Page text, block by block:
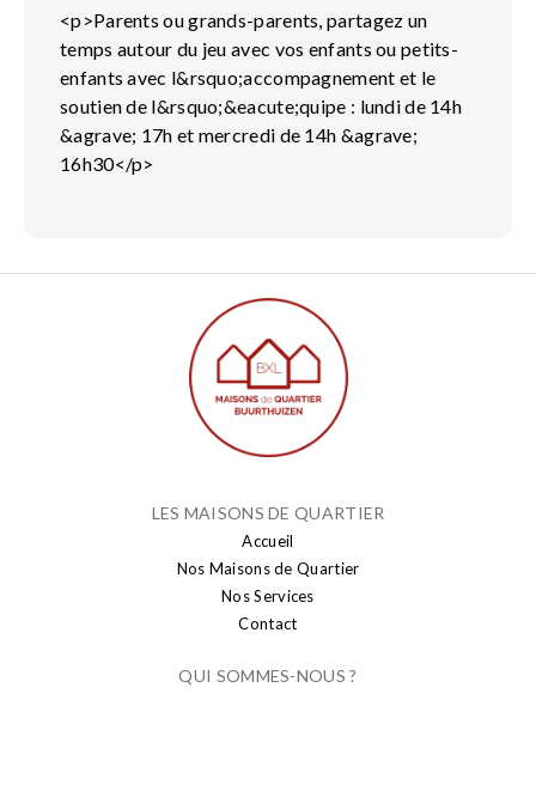
<p>Parents ou grands-parents, partagez un
temps autour du jeu avec vos enfants ou petits-
enfants avec l&rsquo;accompagnement et le
soutien de l&rsquo;&eacute;quipe : lundi de 14h
&agrave; 17h et mercredi de 14h &agrave;
16h30</p>
LES MAISONS DE QUARTIER
Accueil
Nos Maisons de Quartier
Nos Services
Contact
QUI SOMMES-NOUS ?